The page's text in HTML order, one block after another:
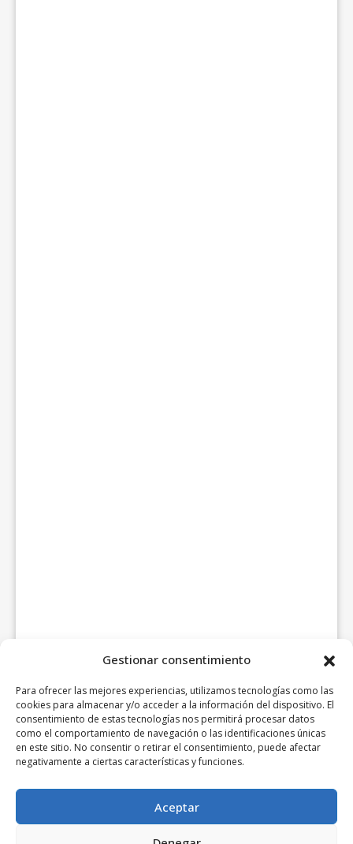
Gestionar consentimiento
Para ofrecer las mejores experiencias, utilizamos tecnologías como las
cookies para almacenar y/o acceder a la información del dispositivo. El
consentimiento de estas tecnologías nos permitirá procesar datos
como el comportamiento de navegación o las identificaciones únicas
en este sitio. No consentir o retirar el consentimiento, puede afectar
negativamente a ciertas características y funciones.
Aceptar